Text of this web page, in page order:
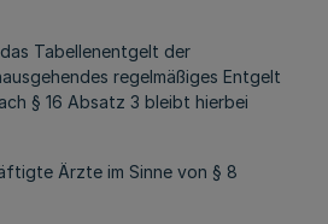
Tabellenentgelt der
regelmäßiges Entgelt
§ 16 Absatz 3 bleibt hierbei
Ärzte im Sinne von § 8